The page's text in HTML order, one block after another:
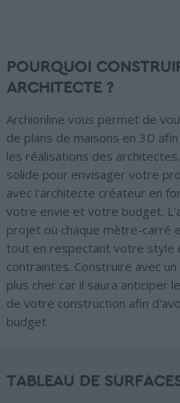
POURQUOI
ARCHITECTE ?
Archionline vous permet de
de plans de maisons en 3D
les réalisations des
solide pour envisager votre
avec l'architecte créateur en
votre envie et votre budget.
projet où chaque mètre-carré
tout en respectant votre style
contraintes. Construire avec
plus cher car il saura anticiper
de votre construction afin
budget
TABLEAU DE